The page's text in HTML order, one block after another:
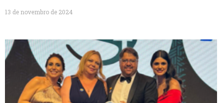
13 de novembro de 2024